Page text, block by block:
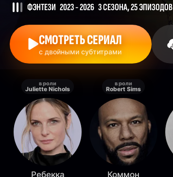
ФЭНТЕЗИ 2023 - 2026 3 СЕЗОНА, 25 ЭПИЗОДОВ
СМОТРЕТЬ СЕРИАЛ
с двойными субтитрами
в роли
Juliette Nichols
Ребекка
в роли
Robert Sims
Коммон